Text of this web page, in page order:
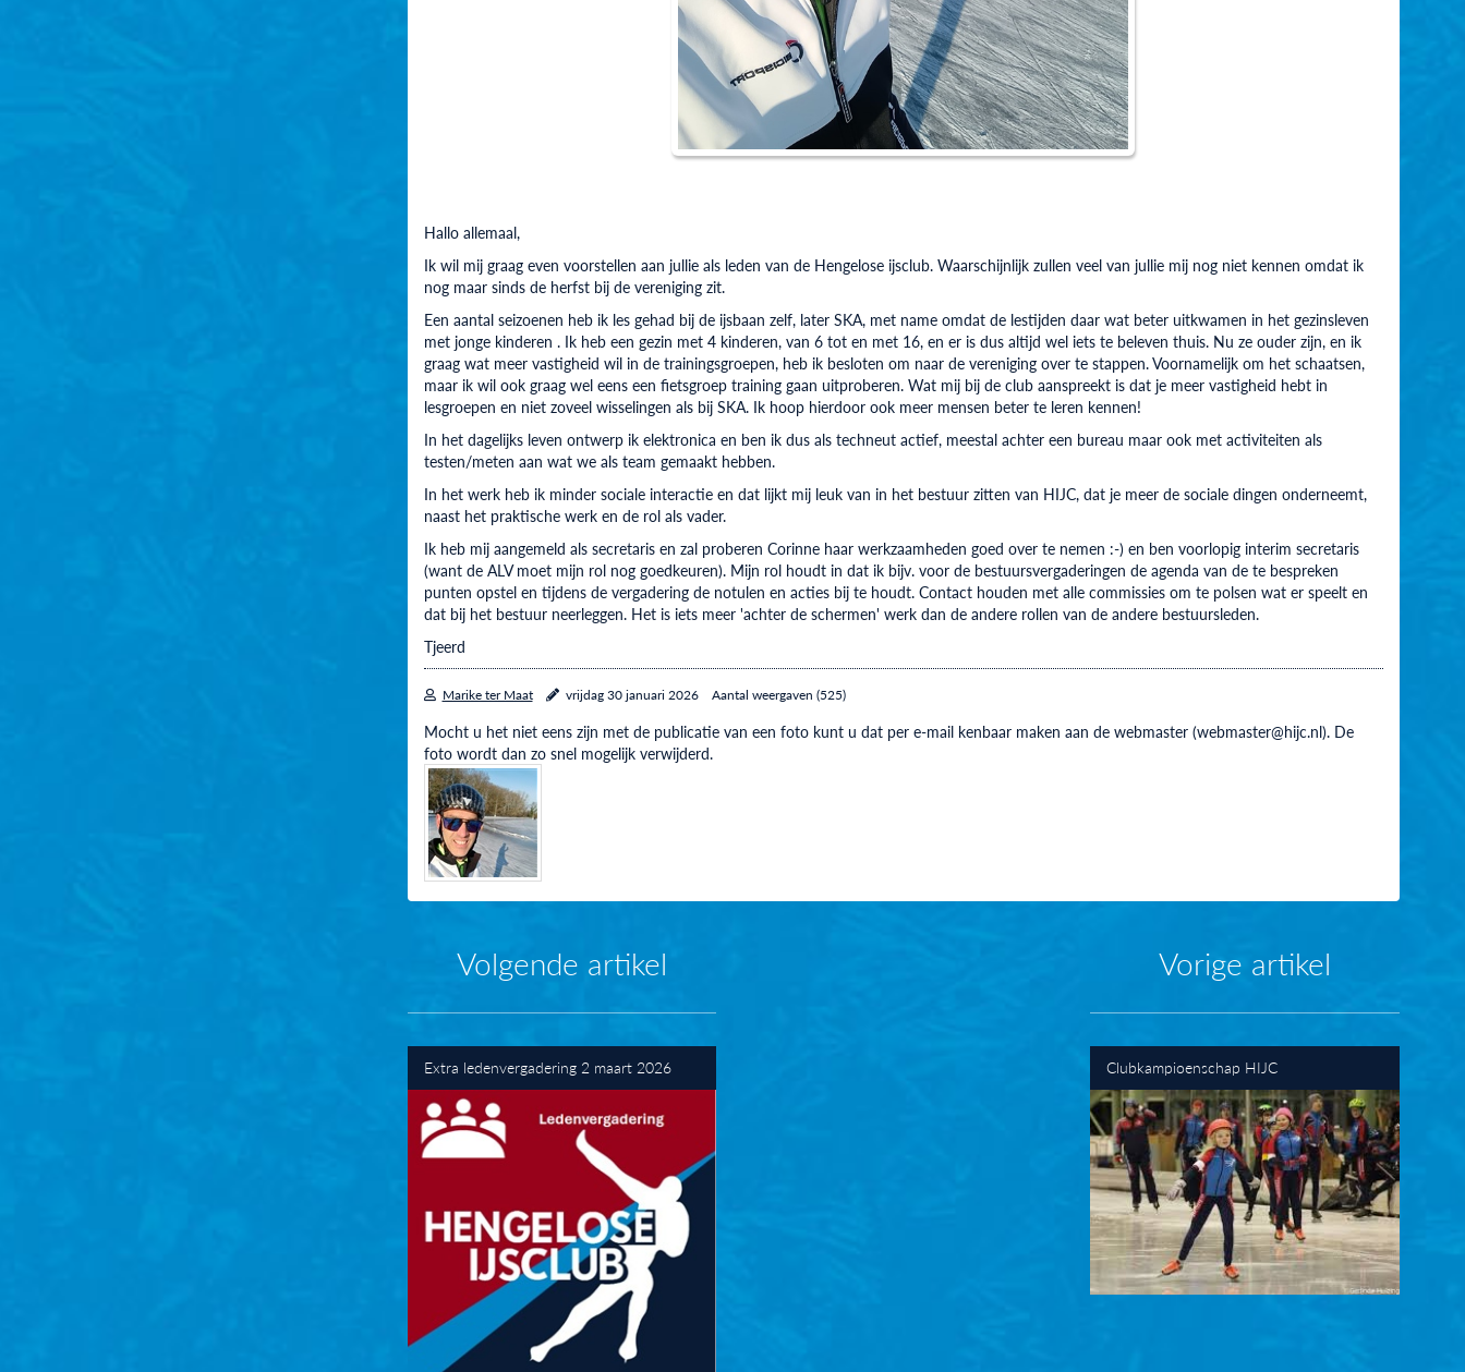
Hallo allemaal,
Ik wil mij graag even voorstellen aan jullie als leden van de Hengelose ijsclub. Waarschijnlijk zullen veel van jullie mij nog niet kennen omdat ik
nog maar sinds de herfst bij de vereniging zit.
Een aantal seizoenen heb ik les gehad bij de ijsbaan zelf, later SKA, met name omdat de lestijden daar wat beter uitkwamen in het gezinsleven
met jonge kinderen . Ik heb een gezin met 4 kinderen, van 6 tot en met 16, en er is dus altijd wel iets te beleven thuis. Nu ze ouder zijn, en ik
graag wat meer vastigheid wil in de trainingsgroepen, heb ik besloten om naar de vereniging over te stappen. Voornamelijk om het schaatsen,
maar ik wil ook graag wel eens een fietsgroep training gaan uitproberen. Wat mij bij de club aanspreekt is dat je meer vastigheid hebt in
lesgroepen en niet zoveel wisselingen als bij SKA. Ik hoop hierdoor ook meer mensen beter te leren kennen!
In het dagelijks leven ontwerp ik elektronica en ben ik dus als techneut actief, meestal achter een bureau maar ook met activiteiten als
testen/meten aan wat we als team gemaakt hebben.
In het werk heb ik minder sociale interactie en dat lijkt mij leuk van in het bestuur zitten van HIJC, dat je meer de sociale dingen onderneemt,
naast het praktische werk en de rol als vader.
Ik heb mij aangemeld als secretaris en zal proberen Corinne haar werkzaamheden goed over te nemen :-) en ben voorlopig interim secretaris
(want de ALV moet mijn rol nog goedkeuren). Mijn rol houdt in dat ik bijv. voor de bestuursvergaderingen de agenda van de te bespreken
punten opstel en tijdens de vergadering de notulen en acties bij te houdt. Contact houden met alle commissies om te polsen wat er speelt en
dat bij het bestuur neerleggen. Het is iets meer 'achter de schermen' werk dan de andere rollen van de andere bestuursleden.
Tjeerd
Marike ter Maat vrijdag 30 januari 2026 Aantal weergaven (525)
Mocht u het niet eens zijn met de publicatie van een foto kunt u dat per e-mail kenbaar maken aan de webmaster (webmaster@hijc.nl). De
foto wordt dan zo snel mogelijk verwijderd.
Volgende artikel
Extra ledenvergadering 2 maart 2026
Vorige artikel
Clubkampioenschap HIJC